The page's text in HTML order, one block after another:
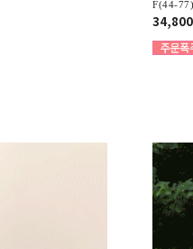
F(44-77)